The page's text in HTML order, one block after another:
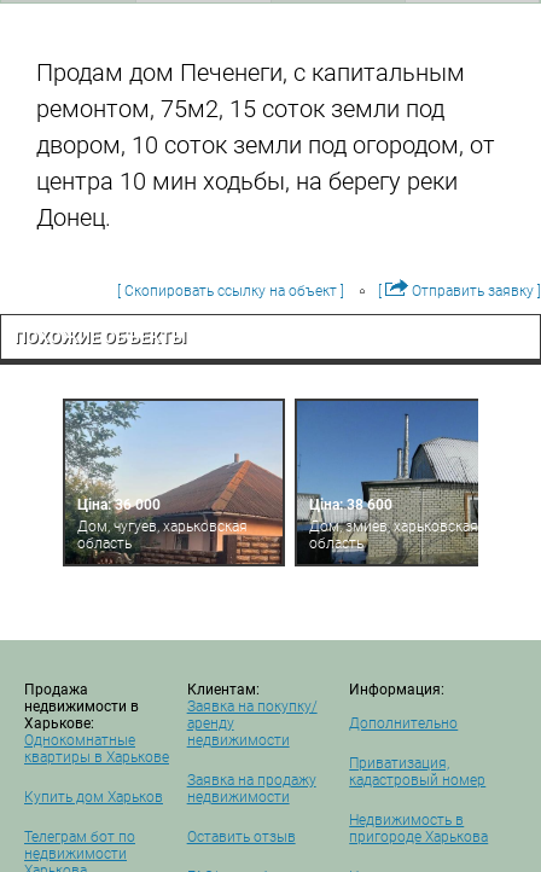
Продам дом Печенеги, с капитальным
ремонтом, 75м2, 15 соток земли под
двором, 10 соток земли под огородом, от
центра 10 мин ходьбы, на берегу реки
Донец.
[ Скопировать ссылку на объект ] Отправить заявку ]
ПОХОЖИЕ ОБЪЕКТЫ
Ціна: 36 000
Дом, чугуев, харьковская
область
Ціна: 38 600
Дом, змиев, харьковская
область
Продажа
недвижимости в
Харькове:
Однокомнатные
квартиры в Харькове
Купить дом Харьков
Телеграм бот по
недвижимости
Клиентам:
Заявка на покупку/
аренду
недвижимости
Заявка на продажу
недвижимости
Оставить отзыв
Информация:
Дополнительно
Приватизация,
кадастровый номер
Недвижимость в
пригороде Харькова